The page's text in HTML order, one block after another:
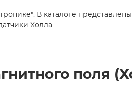
В каталоге
Холла.
поля